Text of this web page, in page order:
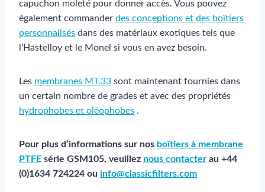
capuchon moleté pour donner accès. Vous pouvez
également commander des conceptions et des boîtiers
personnalisés dans des matériaux exotiques tels que
l’Hastelloy et le Monel si vous en avez besoin.
Les membranes MT.33 sont maintenant fournies dans
un certain nombre de grades et avec des propriétés
hydrophobes et oléophobes .
Pour plus d’informations sur nos boîtiers à membrane
PTFE série GSM105, veuillez nous contacter au +44
(0)1634 724224 ou info@classicfilters.com